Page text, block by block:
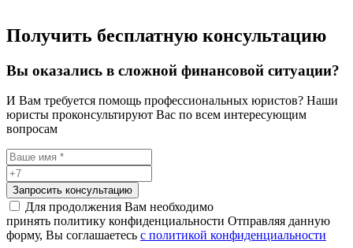
Получить бесплатную консультацию
Вы оказались в сложной финансовой ситуации?
И Вам требуется помощь профессиональных юристов? Наши
юристы проконсультируют Вас по всем интересующим
вопросам
Запросить консультацию
Для продолжения Вам необходимо
принять политику конфиденциальности Отправляя данную
форму, Вы соглашаетесь с политикой конфиденциальности